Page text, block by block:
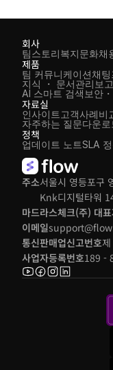
주소서울시 영등포구
Knk디지털타워
마드라스체크(주) 대
이메일
통신판매업신고번호
사업자등록번호189 -
회사
팀스토리복지문화채
제품
팀 커뮤니케이션채팅
지식 ・ 문서관리 보
AI 스마트 검색 보안
자료실
인사이트 고객사례비
자주하는 질문다운로
정책
업데이트 노트SLA